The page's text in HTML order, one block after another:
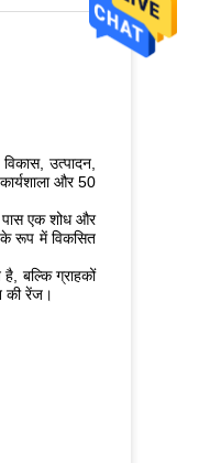
उत्पादन,
और 50
एक शोध और
के रूप में विकसित
बल्कि ग्राहकों
की रेंज।